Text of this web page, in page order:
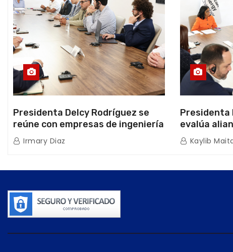
Presidenta Delcy Rodríguez se
reúne con empresas de ingeniería
sísmica Miyamoto International y
TFI Solutions
Irmary Diaz
Presidenta
evalúa
Africana de
Kaylib